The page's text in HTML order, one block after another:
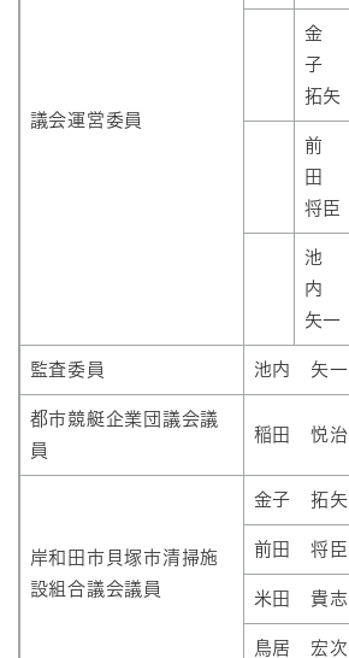
議会運営委員
金
子
拓矢
前
田
将臣
池
内
矢一
監査委員 池内 矢一
都市競艇企業団議会議
員
稲田 悦治
岸和田市貝塚市清掃施
設組合議会議員
金子 拓矢
前田 将臣
米田 貴志
鳥居 宏次